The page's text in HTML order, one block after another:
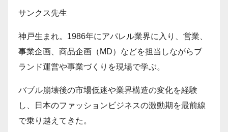
サンクス先生
神戸生まれ。1986年にアパレル業界に入り、営業、
事業企画、商品企画（MD）などを担当しながらブ
ランド運営や事業づくりを現場で学ぶ。
バブル崩壊後の市場低迷や業界構造の変化を経験
し、日本のファッションビジネスの激動期を最前線
で乗り越えてきた。